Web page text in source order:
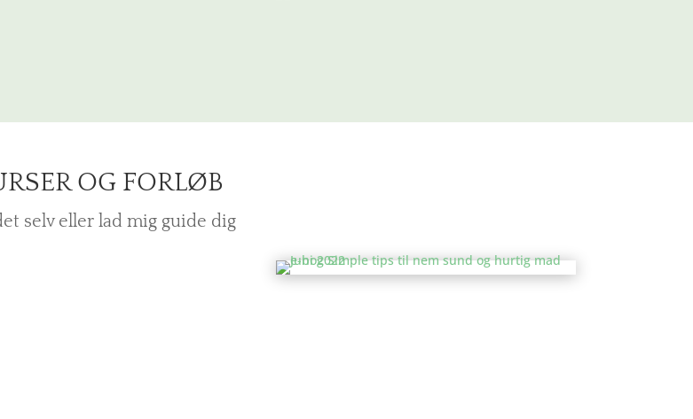
OG FORLØB
selv eller lad mig guide dig